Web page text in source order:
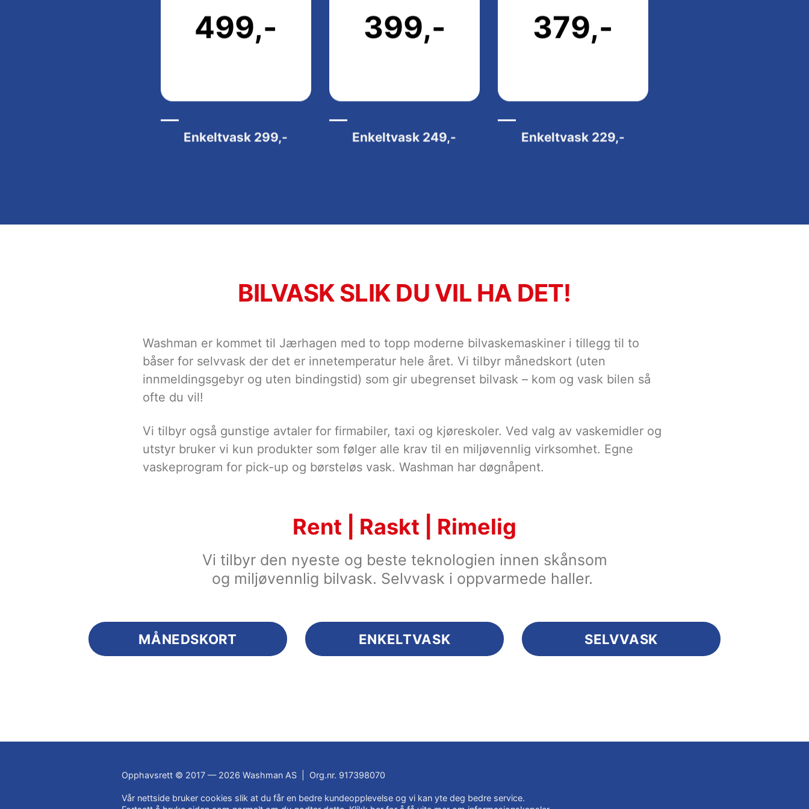
499,-
Enkeltvask 299,-
399,-
Enkeltvask 249,-
379,-
Enkeltvask 229,-
BILVASK SLIK DU VIL HA DET!
Washman er kommet til Jærhagen med to topp moderne bilvaskemaskiner i tillegg til to
båser for selvvask der det er innetemperatur hele året. Vi tilbyr månedskort (uten
innmeldingsgebyr og uten bindingstid) som gir ubegrenset bilvask – kom og vask bilen så
ofte du vil!
Vi tilbyr også gunstige avtaler for firmabiler, taxi og kjøreskoler. Ved valg av vaskemidler og
utstyr bruker vi kun produkter som følger alle krav til en miljøvennlig virksomhet. Egne
vaskeprogram for pick-up og børsteløs vask. Washman har døgnåpent.
Rent | Raskt | Rimelig
Vi tilbyr den nyeste og beste teknologien innen skånsom
og miljøvennlig bilvask. Selvvask i oppvarmede haller.
MÅNEDSKORT ENKELTVASK SELVVASK
Opphavsrett © 2017 — 2026 Washman AS | Org.nr. 917398070
Vår nettside bruker cookies slik at du får en bedre kundeopplevelse og vi kan yte deg bedre service.